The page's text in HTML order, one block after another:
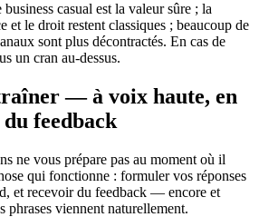
business casual est la valeur sûre ; la
et le droit restent classiques ; beaucoup de
sont plus décontractés. En cas de
un cran au-dessus.
— à voix haute, en
feedback
ne vous prépare pas au moment où il
qui fonctionne : formuler vos réponses
et recevoir du feedback — encore et
phrases viennent naturellement.